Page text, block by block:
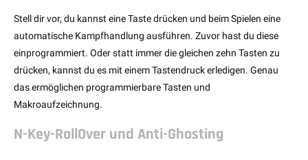
Stell dir vor, du kannst eine Taste drücken und beim Spielen eine
automatische Kampfhandlung ausführen. Zuvor hast du diese
einprogrammiert. Oder statt immer die gleichen zehn Tasten zu
drücken, kannst du es mit einem Tastendruck erledigen. Genau
das ermöglichen programmierbare Tasten und
Makroaufzeichnung.
N-Key-RollOver und Anti-Ghosting